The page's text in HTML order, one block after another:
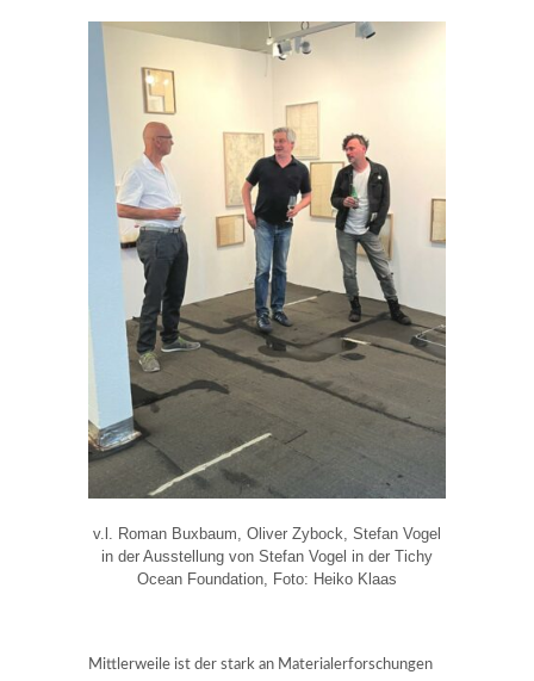
v.l. Roman Buxbaum, Oliver Zybock, Stefan Vogel
in der Ausstellung von Stefan Vogel in der Tichy
Ocean Foundation, Foto: Heiko Klaas
Mittlerweile ist der stark an Materialerforschungen